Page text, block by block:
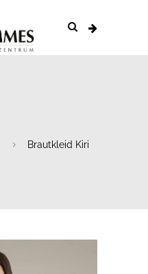
Brautkleid Kiri